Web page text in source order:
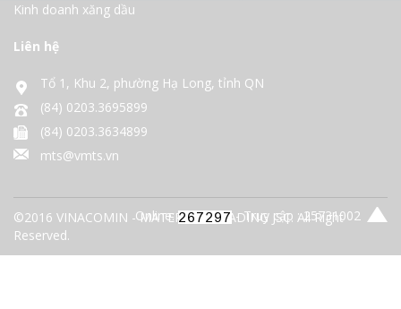
Kinh doanh xăng dầu
Liên hệ
Tổ 1, Khu 2, phường Hạ Long, tỉnh QN
(84) 0203.3695899
(84) 0203.3634899
mts@vmts.vn
©2016 VINACOMIN - MATERIALS TRADING JSC. All Right
Reserved.
Online: - Truy cập : 25731002